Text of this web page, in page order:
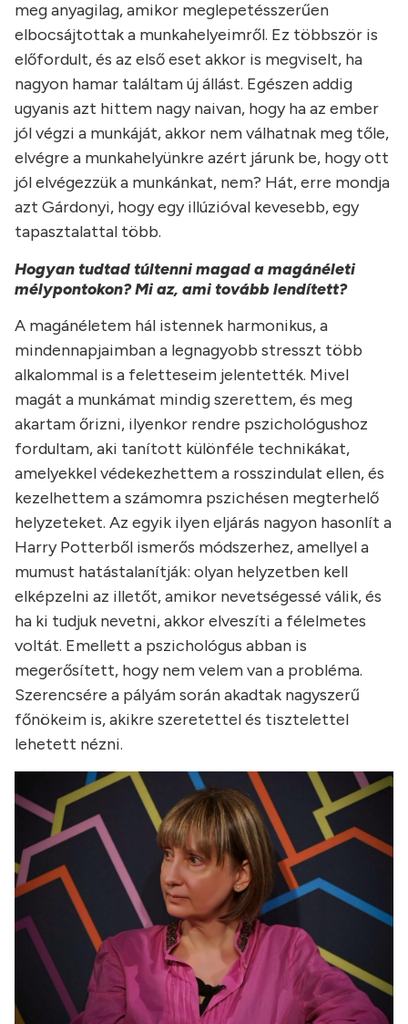
meg anyagilag, amikor meglepetésszerűen
elbocsájtottak a munkahelyeimről. Ez többször is
előfordult, és az első eset akkor is megviselt, ha
nagyon hamar találtam új állást. Egészen addig
ugyanis azt hittem nagy naivan, hogy ha az ember
jól végzi a munkáját, akkor nem válhatnak meg tőle,
elvégre a munkahelyünkre azért járunk be, hogy ott
jól elvégezzük a munkánkat, nem? Hát, erre mondja
azt Gárdonyi, hogy egy illúzióval kevesebb, egy
tapasztalattal több.
Hogyan tudtad túltenni magad a magánéleti
mélypontokon? Mi az, ami tovább lendített?
A magánéletem hál istennek harmonikus, a
mindennapjaimban a legnagyobb stresszt több
alkalommal is a feletteseim jelentették. Mivel
magát a munkámat mindig szerettem, és meg
akartam őrizni, ilyenkor rendre pszichológushoz
fordultam, aki tanított különféle technikákat,
amelyekkel védekezhettem a rosszindulat ellen, és
kezelhettem a számomra pszichésen megterhelő
helyzeteket. Az egyik ilyen eljárás nagyon hasonlít a
Harry Potterből ismerős módszerhez, amellyel a
mumust hatástalanítják: olyan helyzetben kell
elképzelni az illetőt, amikor nevetségessé válik, és
ha ki tudjuk nevetni, akkor elveszíti a félelmetes
voltát. Emellett a pszichológus abban is
megerősített, hogy nem velem van a probléma.
Szerencsére a pályám során akadtak nagyszerű
főnökeim is, akikre szeretettel és tisztelettel
lehetett nézni.